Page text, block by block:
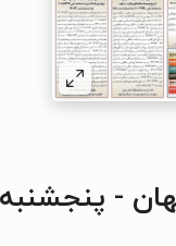
۰۱ خرداد ۱۴۰۴